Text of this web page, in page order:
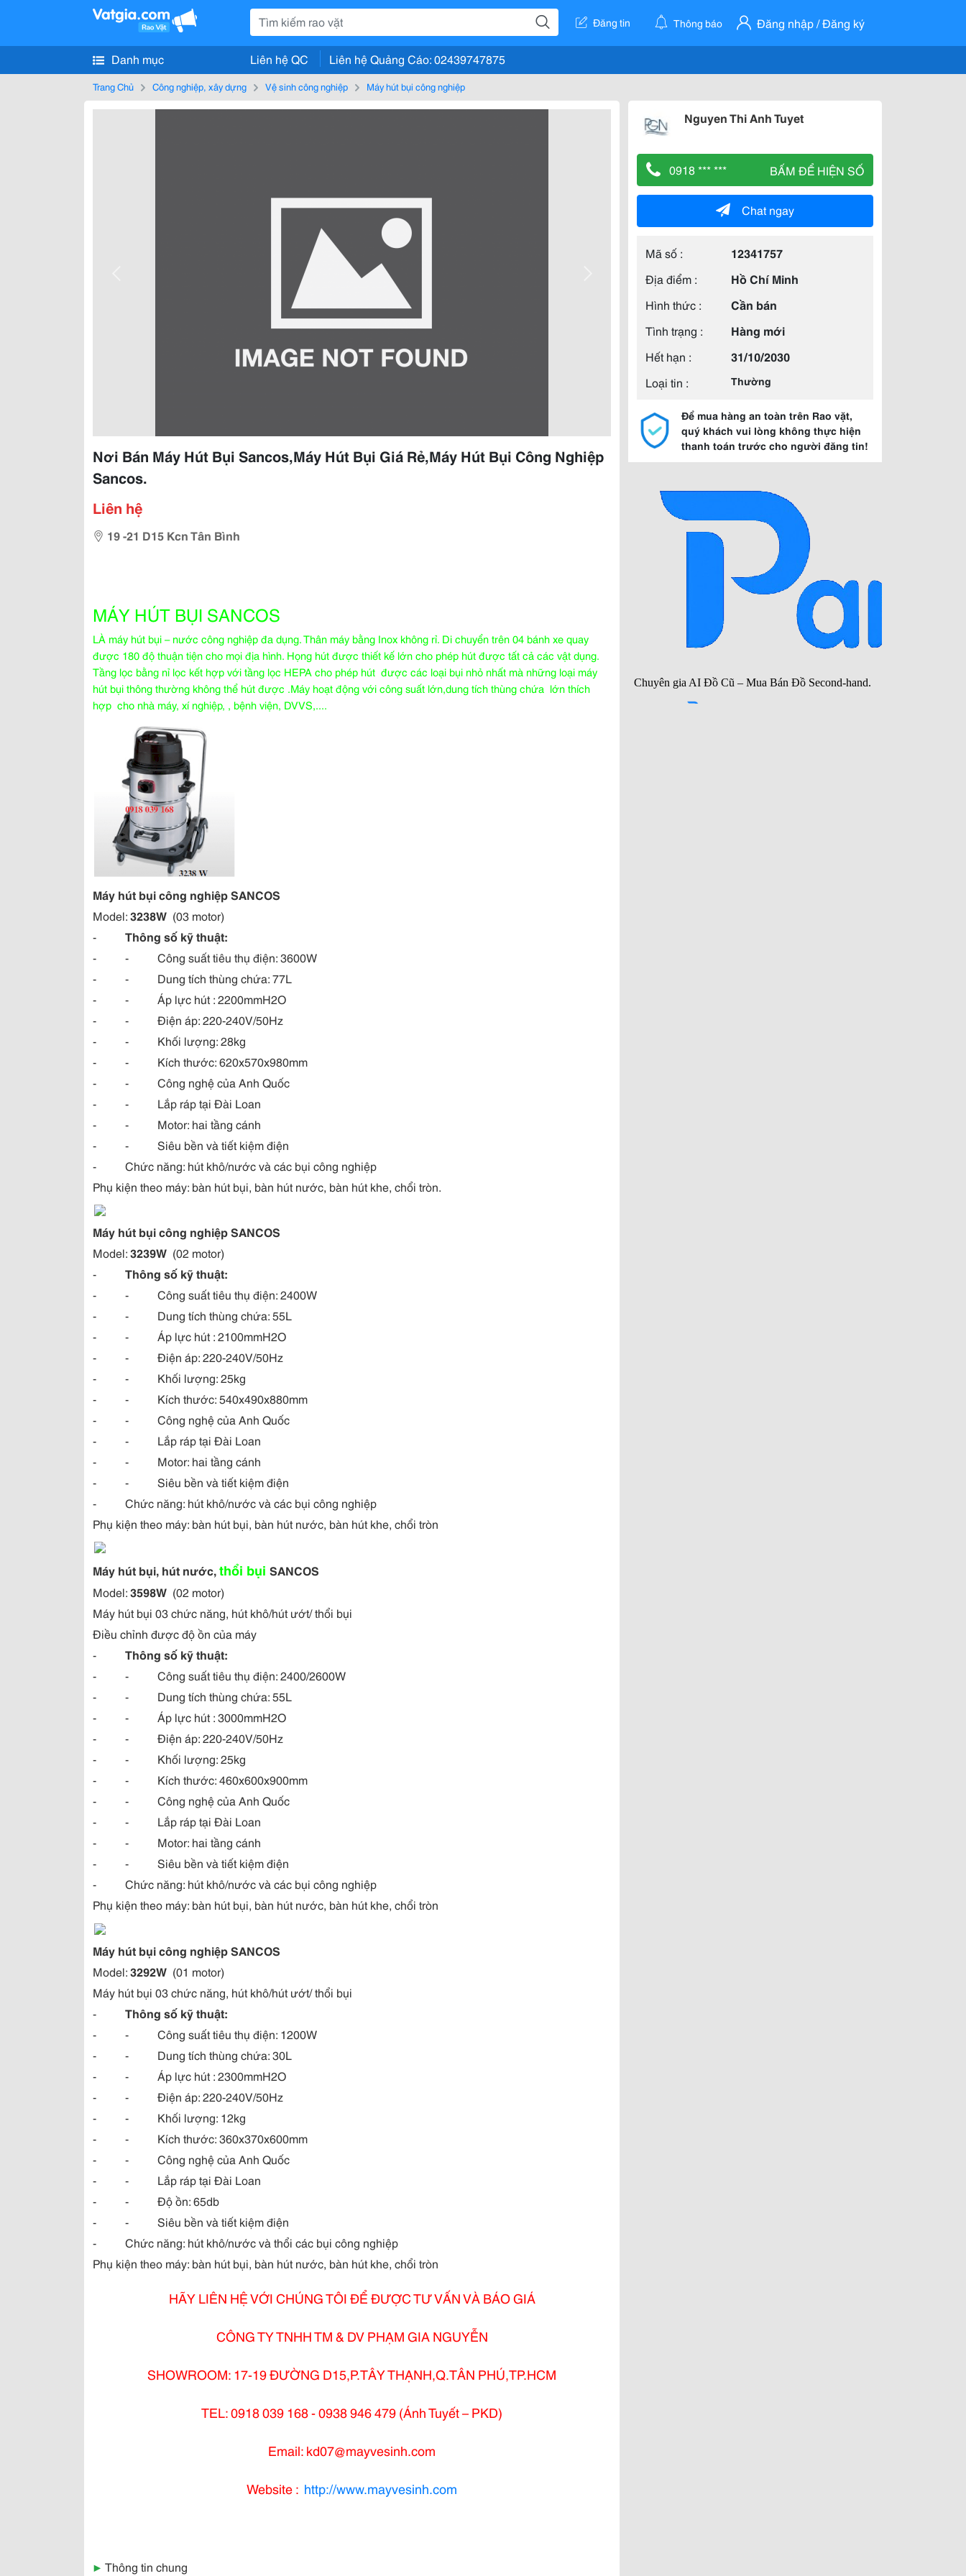
Đăng tin Thông báo Đăng nhập / Đăng ký
Danh mục Liên hệ QC Liên hệ Quảng Cáo: 02439747875
Trang Chủ Công nghiệp, xây dựng Vệ sinh công nghiệp Máy hút bụi công nghiệp
Nơi Bán Máy Hút Bụi Sancos,Máy Hút Bụi Giá Rẻ,Máy Hút Bụi Công Nghiệp
Sancos.
Liên hệ
19 -21 D15 Kcn Tân Bình
MÁY HÚT BỤI SANCOS
LÀ máy hút bụi – nước công nghiệp đa dụng. Thân máy bằng Inox không rỉ. Di chuyển trên 04 bánh xe quay
được 180 độ thuận tiện cho mọi địa hình. Họng hút được thiết kế lớn cho phép hút được tất cả các vật dụng.
Tầng lọc bằng nỉ lọc kết hợp với tầng lọc HEPA cho phép hút được các loại bụi nhỏ nhất mà những loại máy
hút bụi thông thường không thể hút được .Máy hoạt động với công suất lớn,dung tích thùng chứa lớn thích
hợp cho nhà máy, xí nghiệp, , bệnh viện, DVVS,....
Máy hút bụi công nghiệp SANCOS
Model:3238W (03 motor)
- Thông số kỹ thuật:
- - Công suất tiêu thụ điện: 3600W
- - Dung tích thùng chứa: 77L
- - Áp lực hút : 2200mmH2O
- - Điện áp: 220-240V/50Hz
- - Khối lượng: 28kg
- - Kích thước: 620x570x980mm
- - Công nghệ của Anh Quốc
- - Lắp ráp tại Đài Loan
- - Motor: hai tầng cánh
- - Siêu bền và tiết kiệm điện
- Chức năng: hút khô/nước và các bụi công nghiệp
Phụ kiện theo máy: bàn hút bụi, bàn hút nước, bàn hút khe, chổi tròn.
Máy hút bụi công nghiệp SANCOS
Model:3239W (02 motor)
- Thông số kỹ thuật:
- - Công suất tiêu thụ điện: 2400W
- - Dung tích thùng chứa: 55L
- - Áp lực hút : 2100mmH2O
- - Điện áp: 220-240V/50Hz
- - Khối lượng: 25kg
- - Kích thước: 540x490x880mm
- - Công nghệ của Anh Quốc
- - Lắp ráp tại Đài Loan
- - Motor: hai tầng cánh
- - Siêu bền và tiết kiệm điện
- Chức năng: hút khô/nước và các bụi công nghiệp
Phụ kiện theo máy: bàn hút bụi, bàn hút nước, bàn hút khe, chổi tròn
Máy hút bụi, hút nước,thổi bụi SANCOS
Model:3598W (02 motor)
Máy hút bụi 03 chức năng, hút khô/hút ướt/ thổi bụi
Điều chỉnh được độ ồn của máy
- Thông số kỹ thuật:
- - Công suất tiêu thụ điện: 2400/2600W
- - Dung tích thùng chứa: 55L
- - Áp lực hút : 3000mmH2O
- - Điện áp: 220-240V/50Hz
- - Khối lượng: 25kg
- - Kích thước: 460x600x900mm
- - Công nghệ của Anh Quốc
- - Lắp ráp tại Đài Loan
- - Motor: hai tầng cánh
- - Siêu bền và tiết kiệm điện
- Chức năng: hút khô/nước và các bụi công nghiệp
Phụ kiện theo máy: bàn hút bụi, bàn hút nước, bàn hút khe, chổi tròn
Máy hút bụi công nghiệp SANCOS
Model:3292W (01 motor)
Máy hút bụi 03 chức năng, hút khô/hút ướt/ thổi bụi
- Thông số kỹ thuật:
- - Công suất tiêu thụ điện: 1200W
- - Dung tích thùng chứa: 30L
- - Áp lực hút : 2300mmH2O
- - Điện áp: 220-240V/50Hz
- - Khối lượng: 12kg
- - Kích thước: 360x370x600mm
- - Công nghệ của Anh Quốc
- - Lắp ráp tại Đài Loan
- - Độ ồn: 65db
- - Siêu bền và tiết kiệm điện
- Chức năng: hút khô/nước và thổi các bụi công nghiệp
Phụ kiện theo máy: bàn hút bụi, bàn hút nước, bàn hút khe, chổi tròn
HÃY LIÊN HỆ VỚI CHÚNG TÔI ĐỂ ĐƯỢC TƯ VẤN VÀ BÁO GIÁ
CÔNG TY TNHH TM & DV PHẠM GIA NGUYỄN
SHOWROOM: 17-19 ĐƯỜNG D15,P.TÂY THẠNH,Q.TÂN PHÚ,TP.HCM
TEL: 0918 039 168 - 0938 946 479 (Ánh Tuyết – PKD)
Email: kd07@mayvesinh.com
Website : http://www.mayvesinh.com
▶ Thông tin chung
Nguyen Thi Anh Tuyet
0918 *** *** BẤM ĐỂ HIỆN SỐ
Chat ngay
Mã số :
12341757
Địa điểm :
Hồ Chí Minh
Hình thức :
Cần bán
Tình trạng :
Hàng mới
Hết hạn :
31/10/2030
Loại tin :
Thường
Để mua hàng an toàn trên Rao vặt,
quý khách vui lòng không thực hiện
thanh toán trước cho người đăng tin!